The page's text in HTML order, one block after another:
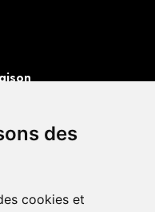
des
cookies et